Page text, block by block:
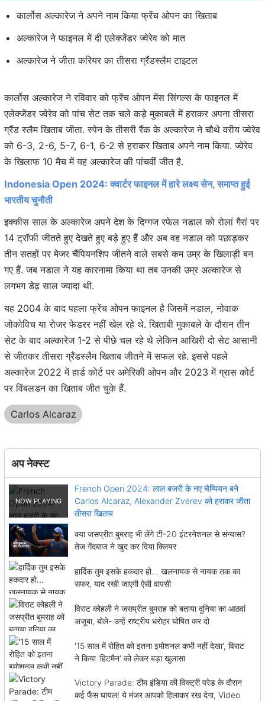
कार्लोस अल्कारेज ने अपने नाम किया फ्रेंच ओपन का खिताब
अल्कारेज ने फाइनल में दी एलेक्जेंडर ज्वेरेव को मात
अल्कारेज ने जीता करियर का तीसरा ग्रैंडस्लैम टाइटल
कार्लोस अल्कारेज ने रविवार को फ्रेंच ओपन मेंस सिंगल्स के फाइनल में
एलेक्जेंडर ज्वेरेव को पांच सेट तक चले कड़े मुकाबले में हराकर अपना तीसरा
ग्रैंड स्लैम खिताब जीता. स्पेन के तीसरी रैंक के अल्कारेज ने चौथे वरीय ज्वेरेव
को 6-3, 2-6, 5-7, 6-1, 6-2 से हराकर खिताब अपने नाम किया. ज्वेरेव
के खिलाफ 10 मैच में यह अल्कारेज की पांचवीं जीत है.
Indonesia Open 2024: क्वार्टर फाइनल में हारे लक्ष्य सेन, समाप्त हुई
भारतीय चुनौती
इक्कीस साल के अल्कारेज अपने देश के दिग्गज रफेल नडाल को रोलां गैरां पर
14 ट्रॉफी जीतते हुए देखते हुए बड़े हुए हैं और अब वह नडाल को पछाड़कर
तीन सतहों पर मेजर चैंपियनशिप जीतने वाले सबसे कम उम्र के खिलाड़ी बन
गए हैं. जब नडाल ने यह कारनामा किया था तब उनकी उम्र अल्कारेज से
लगभग डेढ़ साल ज्यादा थी.
यह 2004 के बाद पहला फ्रेंच ओपन फाइनल है जिसमें नडाल, नोवाक
जोकोविच या रोजर फेडरर नहीं खेल रहे थे. खिताबी मुकाबले के दौरान तीन
सेट के बाद अल्कारेज 1-2 से पीछे चल रहे थे लेकिन आखिरी दो सेट आसानी
से जीतकर तीसरा ग्रैंडस्लैम खिताब जीतने में सफल रहे. इससे पहले
अल्कारेज 2022 में हार्ड कोर्ट पर अमेरिकी ओपन और 2023 में ग्रास कोर्ट
पर विंबलडन का खिताब जीत चुके हैं.
Carlos Alcaraz
अप नेक्स्ट
French Open 2024: लाल बजरी के नए चैम्पियन बने
Carlos Alcaraz, Alexander Zverev को हराकर जीता
तीसरा खिताब
क्या जसप्रीत बुमराह भी लेंगे टी-20 इंटरनेशनल से संन्यास?
तेज गेंदबाज ने खुद कर दिया क्लियर
हार्दिक तुम इसके हकदार हो... खलनायक से नायक तक का
सफर, याद रखी जाएगी ऐसी वापसी
विराट कोहली ने जसप्रीत बुमराह को बताया दुनिया का आठवां
अजूबा, बोले- उन्हें राष्ट्रीय धरोहर घोषित कर दो
'15 साल में रोहित को इतना इमोशनल कभी नहीं देखा', विराट
ने किया 'हिटमैन' को लेकर बड़ा खुलासा
Victory Parade: टीम इंडिया की विक्ट्री परेड के दौरान
कई फैंस घायल! ये मंजर आपको हिलाकर रख देगा, Video